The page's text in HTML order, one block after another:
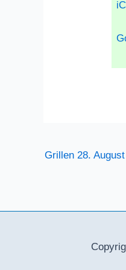
Grillen 28.